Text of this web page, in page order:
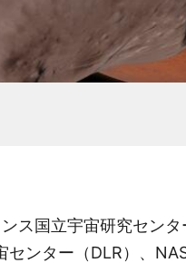
ス国立宇宙研究センタ
センター（DLR）、